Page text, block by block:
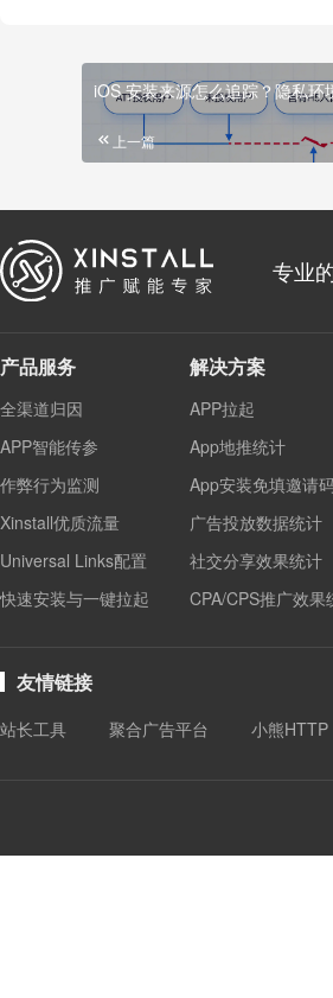
iOS 安装来源怎么追踪？隐私环
上一篇
专业
产品服务
全渠道归因
APP智能传参
作弊行为监测
Xinstall优质流量
Universal Links配置
快速安装与一键拉起
解决方案
APP拉起
App地推统计
App安装免填邀请
广告投放数据统计
社交分享效果统计
CPA/CPS推广效果
友情链接
站长工具 聚合广告平台 小熊HTTP